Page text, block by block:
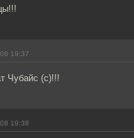
19:37
Чубайс (с)!!!
19:38